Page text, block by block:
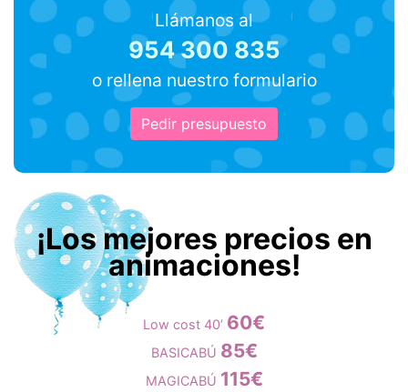
Llámanos al
954 300 835
o rellena nuestro formulario
Pedir presupuesto
¡Los mejores precios en
animaciones!
Low cost 40’ 60€
BASICABÚ 85€
MAGICABÚ 115€